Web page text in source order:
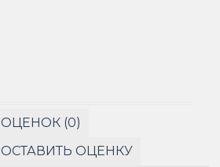
ОЦЕНОК (0)
ОСТАВИТЬ ОЦЕНКУ